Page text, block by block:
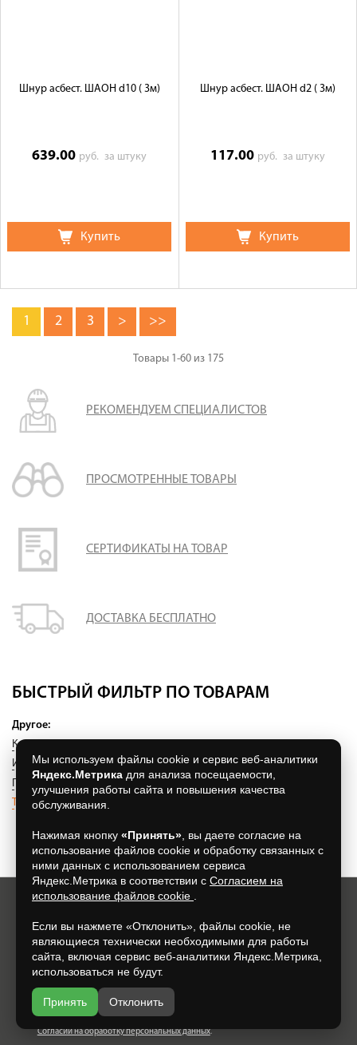
Шнур асбест. ШАОН d10 ( 3м)
639.00 руб.за штуку
Купить
Шнур асбест. ШАОН d2 ( 3м)
117.00 руб. за штуку
Купить
1 2 3 > >>
Товары 1-60 из 175
РЕКОМЕНДУЕМ СПЕЦИАЛИСТОВ
ПРОСМОТРЕННЫЕ ТОВАРЫ
СЕРТИФИКАТЫ НА ТОВАР
ДОСТАВКА БЕСПЛАТНО
БЫСТРЫЙ ФИЛЬТР ПО ТОВАРАМ
Другое:
Камни для печей
Инструмент для печников(39)
Плитка из натурального камня
Термозащита для печей и каминов
Просто подпишитесь на нашу рассылку:
Нажимая на кнопку, я даю свое согласие на обработку моих
Согласии на обработку персональных данных.
Мы используем файлы cookie и сервис веб-аналитики
Яндекс.Метрика для анализа посещаемости,
улучшения работы сайта и повышения качества
обслуживания.
Нажимая кнопку «Принять» , вы даете согласие на
использование файлов cookie и обработку связанных с
ними данных с использованием сервиса
Яндекс.Метрика в соответствии с Согласием на
использование файлов cookie
Если вы нажмете «Отклонить», файлы cookie, не
являющиеся технически необходимыми для работы
сайта, включая сервис веб-аналитики Яндекс.Метрика,
использоваться не будут.
Принять Отклонить